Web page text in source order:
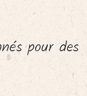
pour des